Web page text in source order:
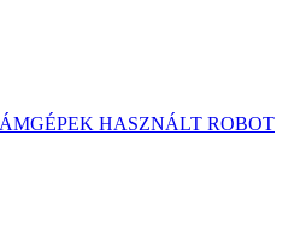
HASZNÁLT ROBOT